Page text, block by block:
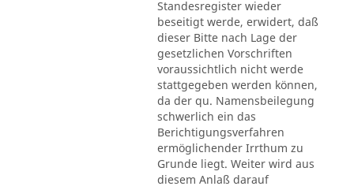
Standesregister wieder
beseitigt werde, erwidert, daß
dieser Bitte nach Lage der
gesetzlichen Vorschriften
voraussichtlich nicht werde
stattgegeben werden können,
da der qu. Namensbeilegung
schwerlich ein das
Berichtigungsverfahren
ermöglichender Irrthum zu
Grunde liegt. Weiter wird aus
diesem Anlaß darauf